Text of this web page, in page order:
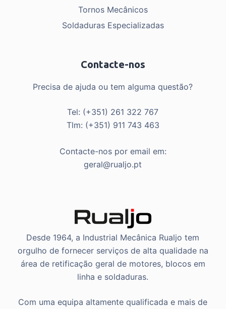
Tornos Mecânicos
Soldaduras Especializadas
Contacte-nos
Precisa de ajuda ou tem alguma questão?
Tel: (+351) 261 322 767
Tlm: (+351) 911 743 463
Contacte-nos por email em:
geral@rualjo.pt
Desde 1964, a Industrial Mecânica Rualjo tem
orgulho de fornecer serviços de alta qualidade na
área de retificação geral de motores, blocos em
linha e soldaduras.
Com uma equipa altamente qualificada e mais de